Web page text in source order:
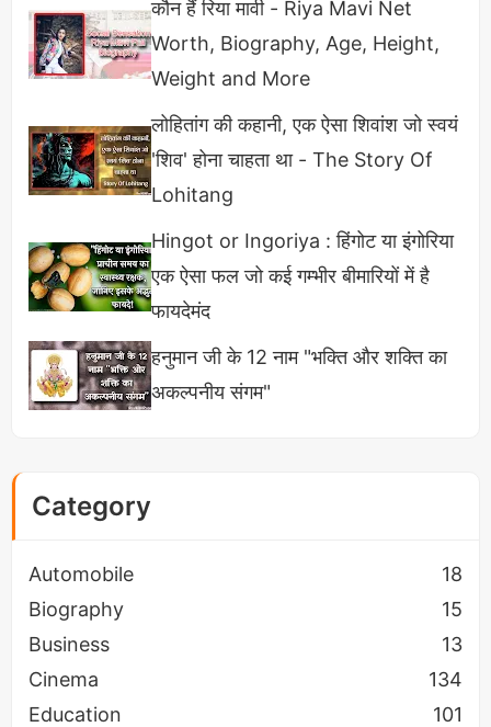
कौन हैं रिया मावी - Riya Mavi Net
Worth, Biography, Age, Height,
Weight and More
लोहितांग की कहानी, एक ऐसा शिवांश जो स्वयं
'शिव' होना चाहता था - The Story Of
Lohitang
Hingot or Ingoriya : हिंगोट या इंगोरिया
एक ऐसा फल जो कई गम्भीर बीमारियों में है
फायदेमंद
हनुमान जी के 12 नाम "भक्ति और शक्ति का
अकल्पनीय संगम"
Category
Automobile
18
Biography
15
Business
13
Cinema
134
Education
101